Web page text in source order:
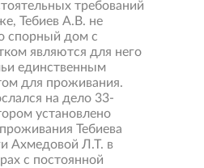
требований
Тебиев А.В. не
спорный дом с
являются для него
единственным
для проживания.
на дело 33-
установлено
Тебиева
Ахмедовой Л.Т. в
с постоянной